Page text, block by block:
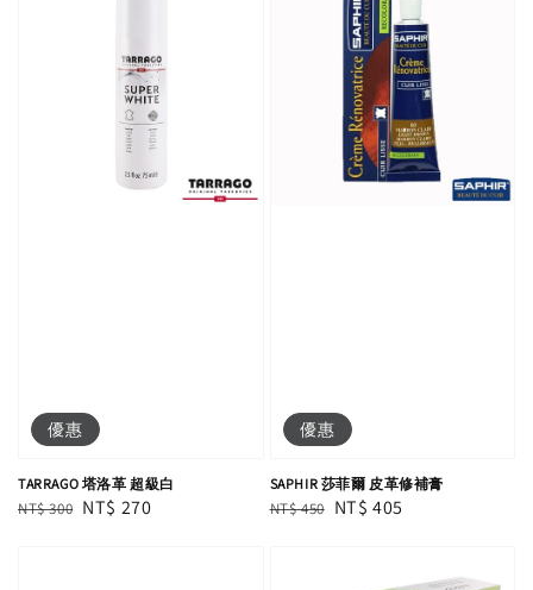
優惠
TARRAGO 塔洛革 超級白
Regular
NT$ 300 Sale
NT$ 270
優惠
SAPHIR 莎菲爾 皮革修補膏
Regular
NT$ 450 Sale
NT$ 405